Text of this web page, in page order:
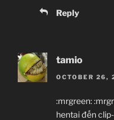
Reply
tamio
OCTOBER 26,
:mrgreen:
hentai đến